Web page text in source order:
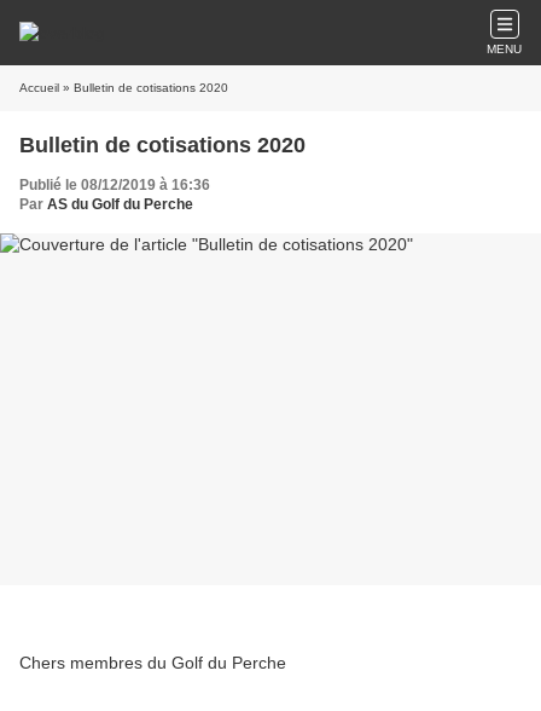
MENU
Accueil » Bulletin de cotisations 2020
Bulletin de cotisations 2020
Publié le 08/12/2019 à 16:36
Par AS du Golf du Perche
Chers membres du Golf du Perche